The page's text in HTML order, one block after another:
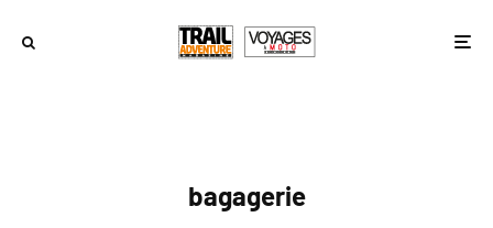
bagagerie